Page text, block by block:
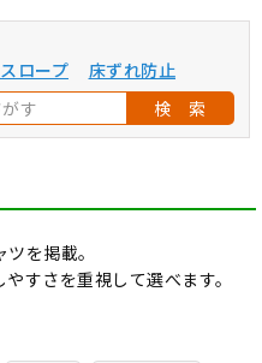
ロープ
床ずれ防止
検 索
を掲載。
すさを重視して選べます。